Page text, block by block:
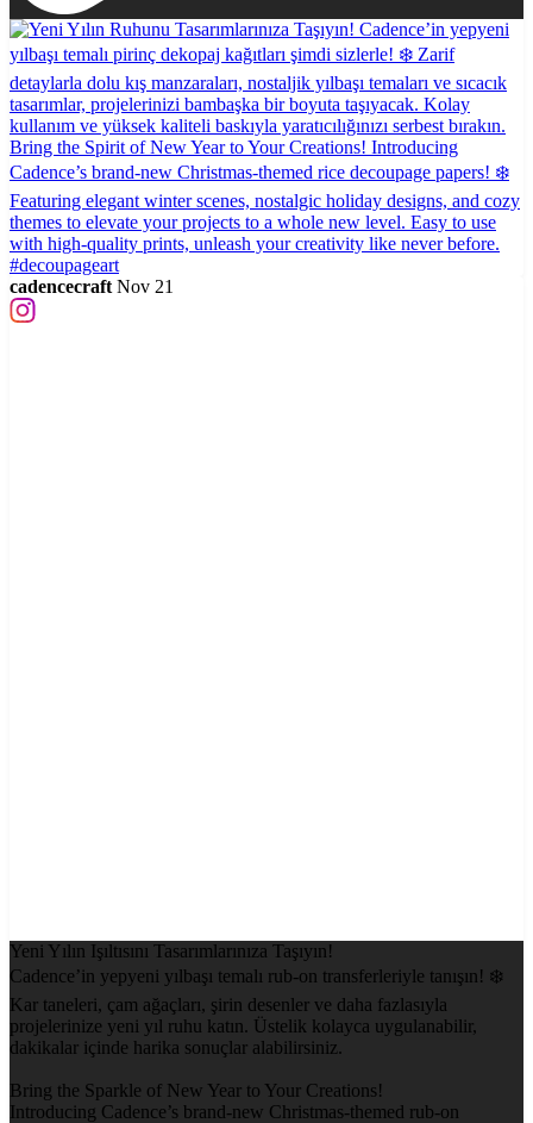
cadencecraft Nov 21
Yeni Yılın Işıltısını Tasarımlarınıza Taşıyın!
Cadence’in yepyeni yılbaşı temalı rub-on transferleriyle tanışın! ❄️
Kar taneleri, çam ağaçları, şirin desenler ve daha fazlasıyla
projelerinize yeni yıl ruhu katın. Üstelik kolayca uygulanabilir,
dakikalar içinde harika sonuçlar alabilirsiniz.
Bring the Sparkle of New Year to Your Creations!
Introducing Cadence’s brand-new Christmas-themed rub-on